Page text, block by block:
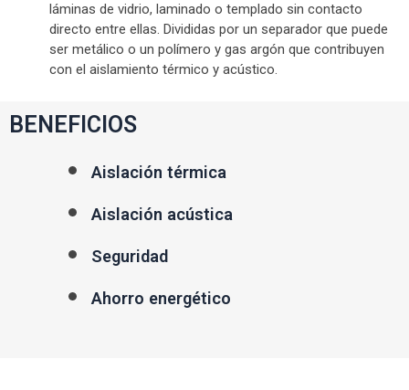
láminas de vidrio, laminado o templado sin contacto
directo entre ellas. Divididas por un separador que puede
ser metálico o un polímero y gas argón que contribuyen
con el aislamiento térmico y acústico.
BENEFICIOS
Aislación térmica
Aislación acústica
Seguridad
Ahorro energético